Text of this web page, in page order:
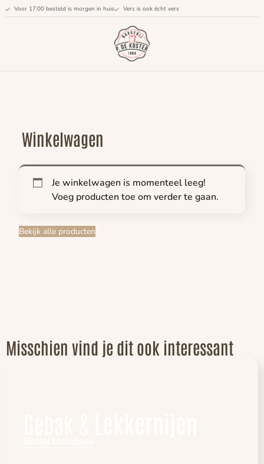
Voor 17:00 besteld is morgen in huis Vers is ook écht vers
Winkelwagen
Je winkelwagen is momenteel leeg!
Voeg producten toe om verder te gaan.
Bekijk alle producten
Misschien vind je dit ook interessant